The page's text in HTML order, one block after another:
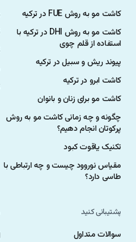
کاشت مو به روش FUE در ترکیه
کاشت مو به روش DHI در ترکیه با
استفاده از قلم چوی
پیوند ریش و سبیل در ترکیه
کاشت ابرو در ترکیه
کاشت مو برای زنان و بانوان
چگونه و چه زمانی کاشت مو به روش
پرکوتان انجام دهیم؟
تکنیک یاقوت کبود
مقیاس نوروود چیست و چه ارتباطی با
طاسی دارد؟
پشتیبانی کنید
سوالات متداول